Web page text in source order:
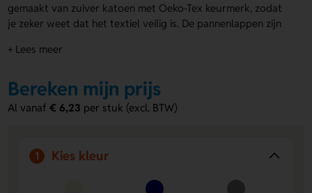
gemaakt van zuiver katoen met Oeko-Tex keurmerk, zodat
je zeker weet dat het textiel veilig is. De pannenlappen zijn
inclusief lus om op te hangen. Je kunt de Kosta Linnewäfveri
bijvoorbeeld met een logo of naam. Bestel deze set vandaag
nog en geef je keuken een praktische aanvulling.
pannenlap
Veilig materiaal:
Tex keurmerk voor gegarandeerd veilig textiel.
+ Lees meer
Bereken mijn prijs
Al vanaf€ 6,23 per stuk (excl. BTW)
1 Kies kleur